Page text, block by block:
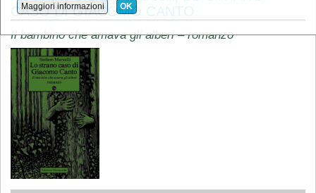
CASO DI GIACOMO CANTO
Il bambino che amava gli alberi – romanzo
Maggiori informazioni OK